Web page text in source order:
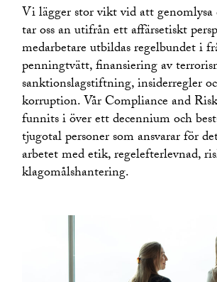
Vi lägger stor vikt vid att
tar oss an utifrån ett affärsetiskt
medarbetare utbildas regelbundet i
penningtvätt, finansiering av
sanktionslagstiftning, insiderregler
korruption. Vår Compliance and
funnits i över ett decennium och
tjugotal personer som ansvarar för
arbetet med etik, regelefterlevnad,
klagomålshantering.
Bryssel
Singapore
New York